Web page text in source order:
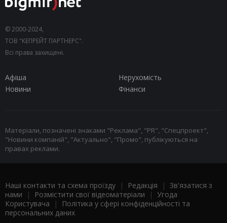
© 2000-2024,
ТОВ "КЕПРЕЙТ ПАРТНЕРС".
Всі права захищені.
Афіша
Нерухомість
Новини
Фінанси
Матеріали, позначені знаками "Реклама", "PR", "Спецпроект",
"Новини компаній", "Актуально", "Промо", публікуються на
правах реклами.
Наші контакти та схема проїзду | Редакція | Зв'язатися з
нами | Розмістити свої відеоматеріали | Угода
Користувача |
Політика у сфері конфіденційності та
персональних даних